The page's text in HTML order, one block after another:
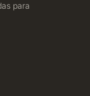
para